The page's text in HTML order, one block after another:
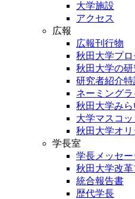
大学施設
アクセス
広報
広報刊行物
秋田大学プ
秋田大学の研
研究者紹介特
ネーミング
秋田大学み
大学マスコ
秋田大学オ
学長室
学長メッセー
秋田大学改革
統合報告書
歴代学長